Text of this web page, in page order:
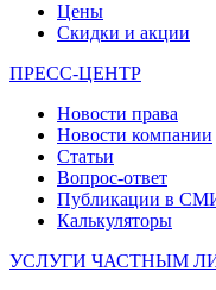
Цены
Скидки и акции
ПРЕСС-ЦЕНТР
Новости права
Новости компании
Статьи
Вопрос-ответ
Публикации в
Калькуляторы
УСЛУГИ ЧАСТНЫМ